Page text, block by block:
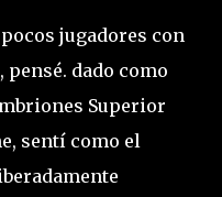
jugadores con
dado como
Superior
sentí como el